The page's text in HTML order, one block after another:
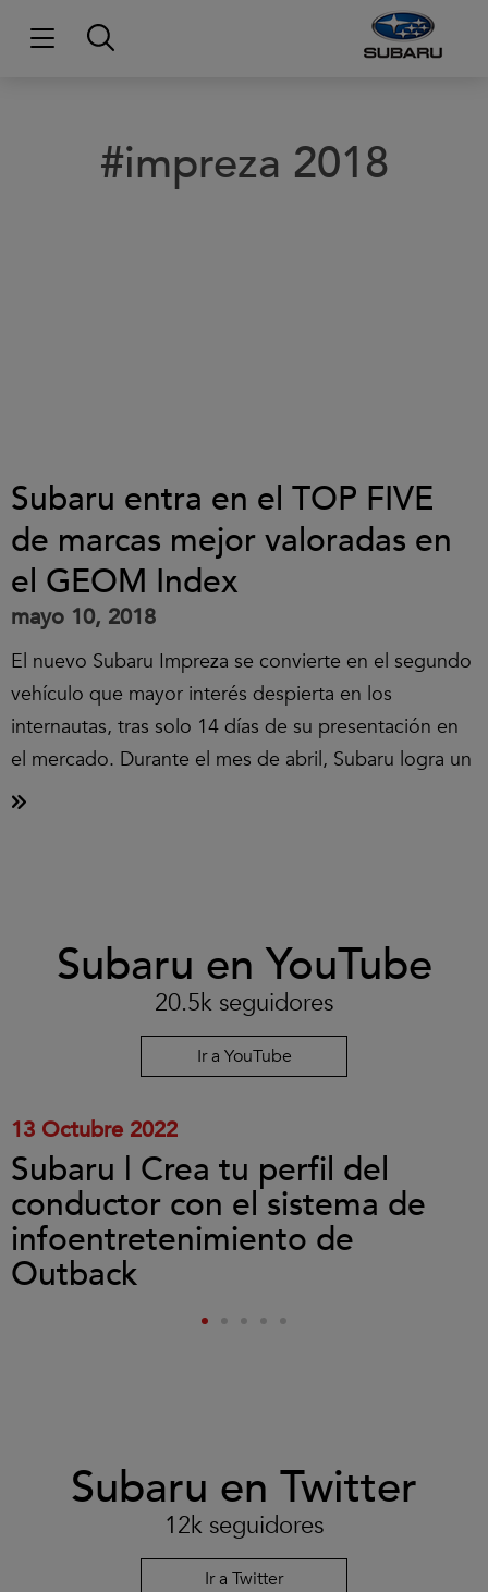
#impreza 2018
Subaru entra en el TOP FIVE
de marcas mejor valoradas en
el GEOM Index
mayo 10, 2018
El nuevo Subaru Impreza se convierte en el segundo
vehículo que mayor interés despierta en los
internautas, tras solo 14 días de su presentación en
el mercado. Durante el mes de abril, Subaru logra un
Subaru en YouTube
20.5k seguidores
Ir a YouTube
aceptar
13 Octubre 2022
Subaru | Crea tu perfil del
conductor con el sistema de
infoentretenimiento de
Outback
Subaru en Twitter
12k seguidores
Ir a Twitter